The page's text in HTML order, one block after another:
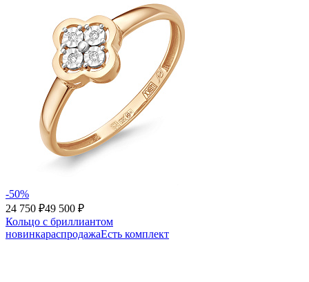
-50%
24 750 ₽49 500 ₽
Кольцо с бриллиантом
новинкараспродажаЕсть комплект